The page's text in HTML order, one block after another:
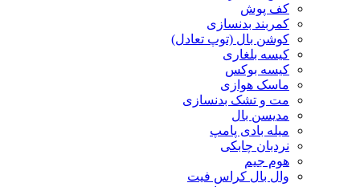
کف پوش
کمربند بدنسازی
کوشن بال (توپ تعادل)
کیسه بلغاری
کیسه بوکس
ماسک هوازی
مت و تشک بدنسازی
مدیسن بال
میله بادی پامپ
نردبان چابکی
هوم جیم
وال بال کراس فیت